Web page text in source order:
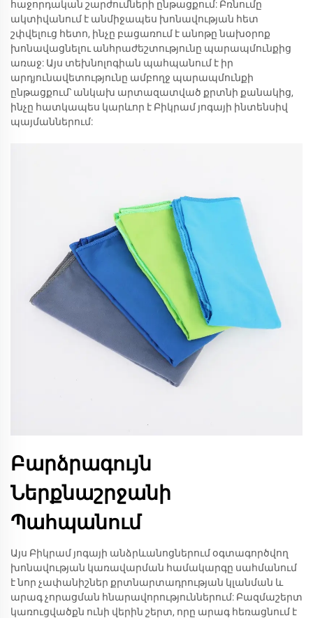
հաջորդական շարժումների ընթացքում: Բռնումը
ակտիվանում է անմիջապես խոնավության հետ
շփվելուց հետո, ինչը բացառում է անոթը նախօրոք
խոնավացնելու անհրաժեշտությունը պարապմունքից
առաջ: Այս տեխնոլոգիան պահպանում է իր
արդյունավետությունը ամբողջ պարապմունքի
ընթացքում՝ անկախ արտազատված քրտնի քանակից,
ինչը հատկապես կարևոր է Բիկրամ յոգայի ինտենսիվ
պայմաններում:
Բարձրագույն
Ներքնաշրջանի
Պահպանում
Այս Բիկրամ յոգայի անձրևանոցներում օգտագործվող
խոնավության կառավարման համակարգը սահմանում
է նոր չափանիշներ քրտնարտադրության կլանման և
արագ չորացման հնարավորություններում: Բազմաշերտ
կառուցվածքն ունի վերին շերտ, որը արագ հեռացնում է